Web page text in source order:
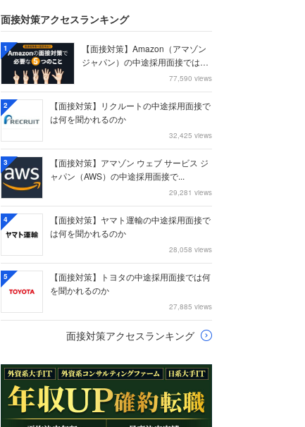
面接対策アクセスランキング
1
【面接対策】Amazon（アマゾン
ジャパン）の中途採用面接では何
77,590 views
2
【面接対策】リクルートの中途採用面接で
は何を聞かれるのか
32,425 views
3
【面接対策】アマゾン ウェブ サービス ジ
ャパン（AWS）の中途採用面接で...
29,281 views
4
【面接対策】ヤマト運輸の中途採用面接で
は何を聞かれるのか
28,058 views
5
【面接対策】トヨタの中途採用面接では何
を聞かれるのか
27,885 views
面接対策アクセスランキング